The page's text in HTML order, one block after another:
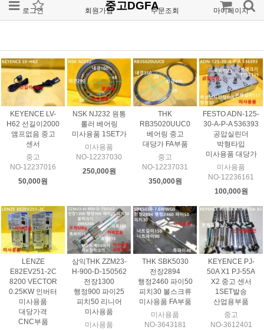
로그인 회원가입 주문조회 마이페이지
중고DGFA
KEYENCE LV-
H62 선길이2000
앰프없음 중고
센서
중고
NO-12237016
50,000원
NSK NJ232 원통
롤러 베어링
미사용품 1SET가
미사용품
NO-12237030
250,000원
THK
RB35020UUC0
베어링 중고
대당가 FA부품
중고
NO-12237031
350,000원
FESTO ADN-125-
30-A-P-A 536393
공압실린더
박형타입
미사용품 대당가
미사용품
NO-12236161
100,000원
LENZE
E82EV251-2C
8200 VECTOR
0.25KW 인버터
미사용품
대당가격
CNC부품
삼익THK ZZM23-
H-900-D-150562
전장1300
행정900 파이25
피치50 리니어
미사용품
미사용품
THK SBK5030
전장2894
행정2460 파이50
피치30 볼스크류
미사용품 FA부품
미사용품
NO-3643181
KEYENCE PJ-
50A X1 PJ-55A
X2 중고 센서
1SET발송
산업용부품
중고
NO-3612401